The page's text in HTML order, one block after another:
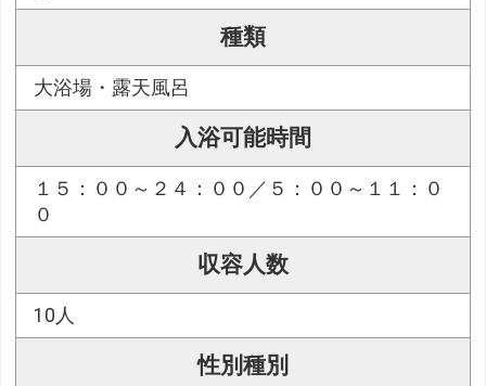
種類
大浴場・露天風呂
入浴可能時間
１５：００～２４：００／５：００～１１：０
０
収容人数
10人
性別種別